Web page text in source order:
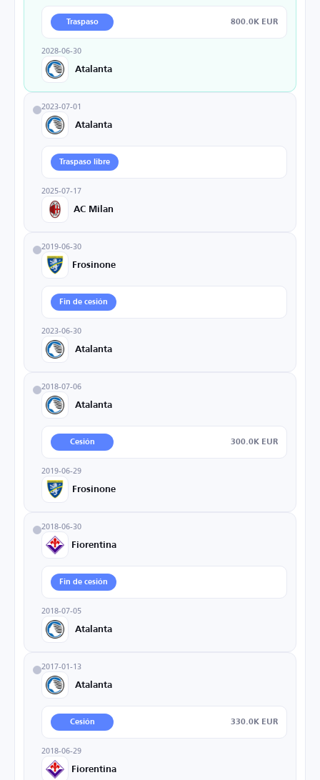
Traspaso 800.0K EUR
2028-06-30
Atalanta
2023-07-01
Atalanta
Traspaso libre
2025-07-17
AC Milan
2019-06-30
Frosinone
Fin de cesión
2023-06-30
Atalanta
2018-07-06
Atalanta
Cesión 300.0K EUR
2019-06-29
Frosinone
2018-06-30
Fiorentina
Fin de cesión
2018-07-05
Atalanta
2017-01-13
Atalanta
Cesión 330.0K EUR
2018-06-29
Fiorentina